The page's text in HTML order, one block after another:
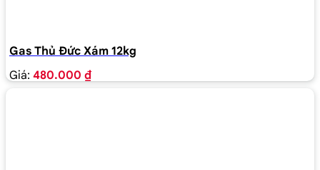
Gas Thủ Đức Xám 12kg
Giá: 480.000 ₫